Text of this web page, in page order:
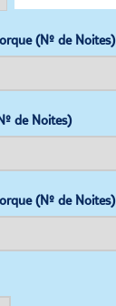
(Nº de Noites)
de Noites)
(Nº de Noites)